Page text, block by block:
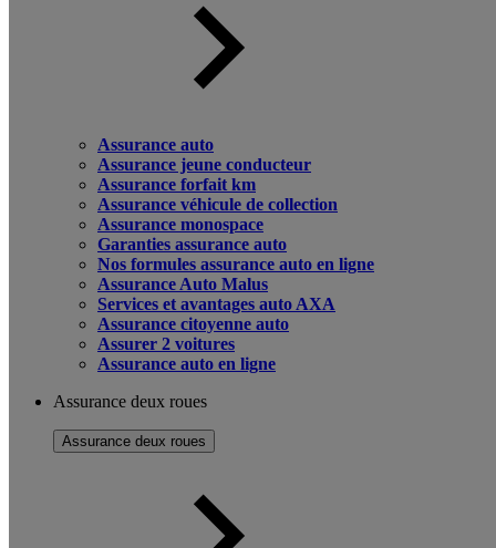
Assurance auto
Assurance jeune conducteur
Assurance forfait km
Assurance véhicule de collection
Assurance monospace
Garanties assurance auto
Nos formules assurance auto en ligne
Assurance Auto Malus
Services et avantages auto AXA
Assurance citoyenne auto
Assurer 2 voitures
Assurance auto en ligne
Assurance deux roues
Assurance deux roues